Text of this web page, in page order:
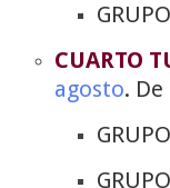
CUARTO
agosto. De